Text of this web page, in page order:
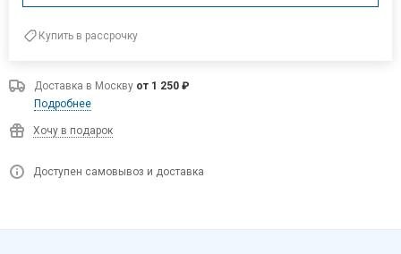
Купить в рассрочку
Доставка в Москву от 1 250 ₽
Подробнее
Хочу в подарок
Доступен самовывоз и доставка